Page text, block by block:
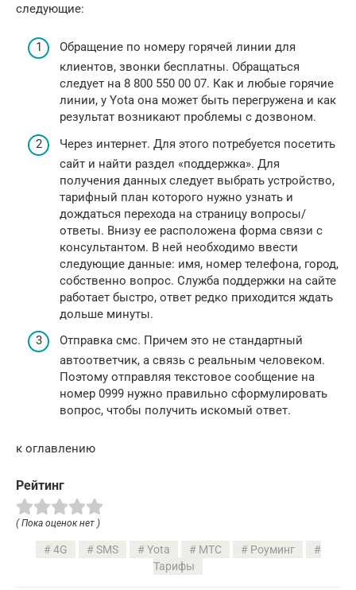
следующие:
Обращение по номеру горячей линии для
клиентов, звонки бесплатны. Обращаться
следует на 8 800 550 00 07. Как и любые горячие
линии, у Yota она может быть перегружена и как
результат возникают проблемы с дозвоном.
Через интернет. Для этого потребуется посетить
сайт и найти раздел «поддержка». Для
получения данных следует выбрать устройство,
тарифный план которого нужно узнать и
дождаться перехода на страницу вопросы/
ответы. Внизу ее расположена форма связи с
консультантом. В ней необходимо ввести
следующие данные: имя, номер телефона, город,
собственно вопрос. Служба поддержки на сайте
работает быстро, ответ редко приходится ждать
дольше минуты.
Отправка смс. Причем это не стандартный
автоответчик, а связь с реальным человеком.
Поэтому отправляя текстовое сообщение на
номер 0999 нужно правильно сформулировать
вопрос, чтобы получить искомый ответ.
к оглавлению
Рейтинг
( Пока оценок нет )
4G SMS Yota МТС
Роуминг
Тарифы